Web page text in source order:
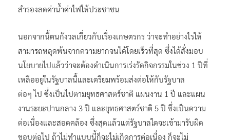
สำรองลดค่าน้ำค่าไฟให้ประชาชน
นอกจากนี้ตนกังวลเกี่ยวกับเรื่องเกษตรกร ว่าจะทำอย่างไรให้
สามารถหลุดพ้นจากความยากจนได้โดยเร็วที่สุด ซึ่งได้สั่งมอบ
นโยบายไปแล้วว่าจะต้องดำเนินการเร่งรัดกิจกรรมในช่วง 1 ปีที่
เหลืออยู่ในรัฐบาลนี้และเตรียมพร้อมส่งต่อให้กับรัฐบาล
ต่อๆ ไป ซึ่งเป็นไปตามยุทธศาสตร์ชาติ แผนงาน 1 ปี และแผน
งานระยะปานกลาง 3 ปี และยุทธศาสตร์ชาติ 5 ปี ซึ่งเป็นความ
ต่อเนื่องและสอดคล้อง ซึ่งสุดแล้วแต่รัฐบาลใดจะเข้ามารับผิด
ชอบต่อไป ถ้าไม่ทำแบบนี้ก็จะไม่เกิดการต่อเนื่อง ก็จะไม่